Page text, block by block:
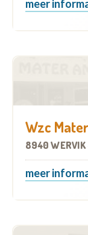
meer
Wzc
8940 WERVIK
meer